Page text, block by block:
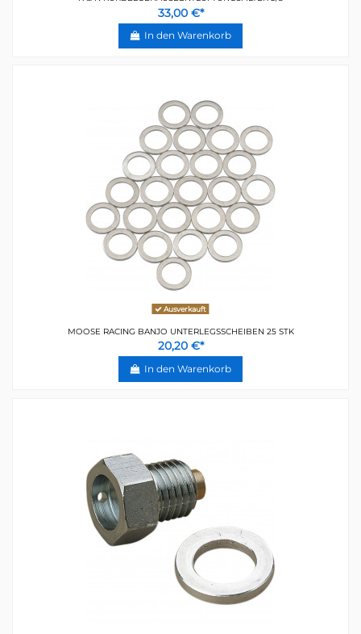
33,00 €*
In den Warenkorb
Ausverkauft
MOOSE RACING BANJO UNTERLEGSSCHEIBEN 25 STK
20,20 €*
In den Warenkorb